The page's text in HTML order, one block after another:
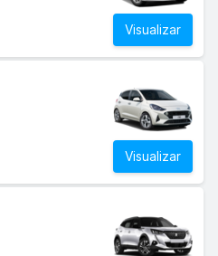
Visualizar
Visualizar